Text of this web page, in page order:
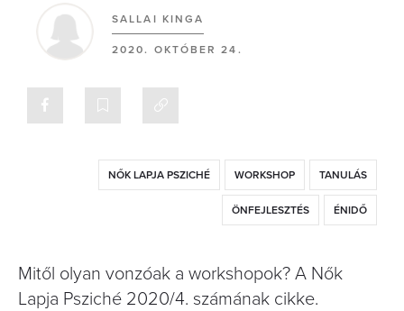
SALLAI KINGA
2020. OKTÓBER 24.
NŐK LAPJA PSZICHÉ WORKSHOP TANULÁS
ÖNFEJLESZTÉS ÉNIDŐ
Mitől olyan vonzóak a workshopok? A Nők
Lapja Psziché 2020/4. számának cikke.